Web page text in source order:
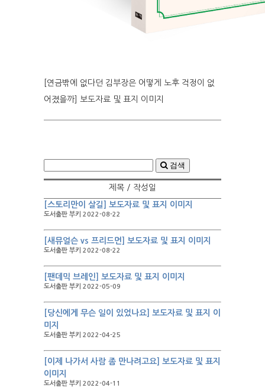
[연금밖에 없다던 김부장은 어떻게 노후 걱정이 없
어졌을까] 보도자료 및 표지 이미지
검색
제목 / 작성일
[스토리만이 살길] 보도자료 및 표지 이미지
도서출판 부키 2022-08-22
[새뮤얼슨 vs 프리드먼] 보도자료 및 표지 이미지
도서출판 부키 2022-08-22
[팬데믹 브레인] 보도자료 및 표지 이미지
도서출판 부키 2022-05-09
[당신에게 무슨 일이 있었나요] 보도자료 및 표지 이
미지
도서출판 부키 2022-04-25
[이제 나가서 사람 좀 만나려고요] 보도자료 및 표지
이미지
도서출판 부키 2022-04-11